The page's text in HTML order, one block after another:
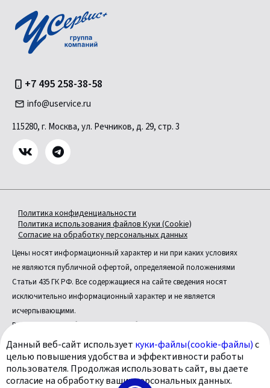
+7 495 258-38-58
info@uservice.ru
115280, г. Москва, ул. Речников, д. 29, стр. 3
Политика конфиденциальности
Политика использования файлов Куки (Cookie)
Согласие на обработку персональных данных
Цены носят информационный характер и ни при каких условиях
не являются публичной офертой, определяемой положениями
Статьи 435 ГК РФ. Все содержащиеся на сайте сведения носят
исключительно информационный характер и не является
исчерпывающими.
Все условия приобретения автомобилей, цены, спецпредложения
и комплектации автомобилей указаны с целью ознакомления.
Комплектации и цены могут быть изменены без предварительного
оповещения.
Данный веб-сайт использует куки-файлы(cookie-файлы)с
целью повышения удобства и эффективности работы
пользователя. Продолжая использовать сайт, вы даете
согласие на обработку ваших персональных данных.